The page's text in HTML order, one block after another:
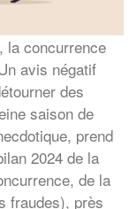
la concurrence
avis négatif
des
saison de
prend
2024 de la
de la
fraudes), près